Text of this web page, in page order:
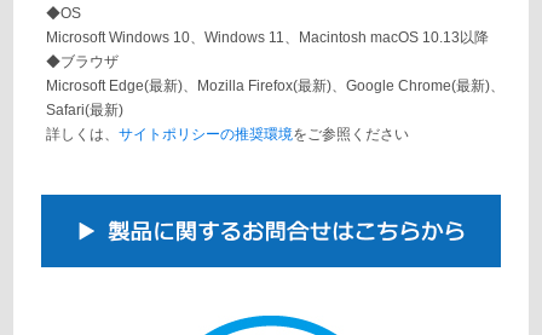
◆OS
Microsoft Windows 10、Windows 11、Macintosh macOS 10.13以降
◆ブラウザ
Microsoft Edge(最新)、Mozilla Firefox(最新)、Google Chrome(最新)、
Safari(最新)
詳しくは、サイトポリシーの推奨環境をご参照ください